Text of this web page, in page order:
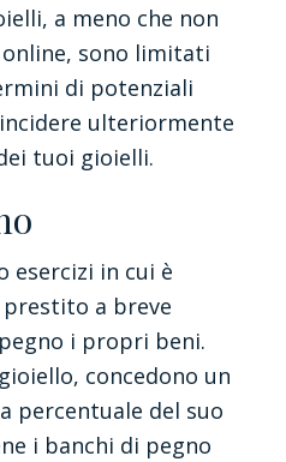
a meno che non
sono limitati
di potenziali
ulteriormente
tuoi gioielli.
esercizi in cui è
a breve
i propri beni.
concedono un
percentuale del suo
i banchi di pegno